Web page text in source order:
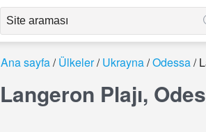
Ana sayfa Ülkeler Ukrayna Odessa
Langeron Plajı,